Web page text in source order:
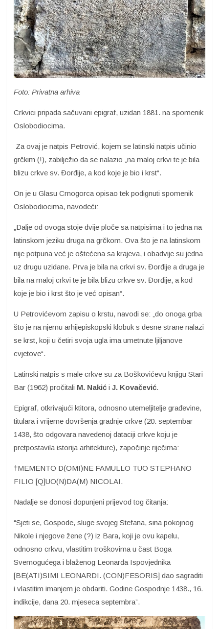
Foto: Privatna arhiva
Crkvici pripada sačuvani epigraf, uzidan 1881. na spomenik
Oslobodiocima.
Za ovaj je natpis Petrović, kojem se latinski natpis učinio
grčkim (!), zabilježio da se nalazio „na maloj crkvi te je bila
blizu crkve sv. Đorđije, a kod koje je bio i krst“.
On je u Glasu Crnogorca opisao tek podignuti spomenik
Oslobodiocima, navodeći:
„Dalje od ovoga stoje dvije ploče sa natpisima i to jedna na
latinskom jeziku druga na grčkom. Ova što je na latinskom
nije potpuna već je oštećena sa krajeva, i obadvije su jedna
uz drugu uzidane. Prva je bila na crkvi sv. Đorđije a druga je
bila na maloj crkvi te je bila blizu crkve sv. Đorđije, a kod
koje je bio i krst što je već opisan“.
U Petrovićevom zapisu o krstu, navodi se: „do onoga grba
što je na njemu arhijepiskopski klobuk s desne strane nalazi
se krst, koji u četiri svoja ugla ima umetnute ljiljanove
cvjetove“.
Latinski natpis s male crkve su za Boškovićevu knjigu Stari
Bar (1962) pročitali M. Nakić i J. Kovačević.
Epigraf, otkrivajući ktitora, odnosno utemeljitelje građevine,
titulara i vrijeme dovršenja gradnje crkve (20. septembar
1438, što odgovara navedenoj dataciji crkve koju je
pretpostavila istorija arhitekture), započinje riječima:
†MEMENTO D(OMI)NE FAMULLO TUO STEPHANO
FILIO [Q]UO(N)DA(M) NICOLAI.
Nadalje se donosi dopunjeni prijevod tog čitanja:
“Sjeti se, Gospode, sluge svojeg Stefana, sina pokojnog
Nikole i njegove žene (?) iz Bara, koji je ovu kapelu,
odnosno crkvu, vlastitim troškovima u čast Boga
Svemogućega i blaženog Leonarda Ispovjednika
[BE(ATI)SIMI LEONARDI. (CON)FESORIS] dao sagraditi
i vlastitim imanjem je obdariti. Godine Gospodnje 1438., 16.
indikcije, dana 20. mjeseca septembra”.